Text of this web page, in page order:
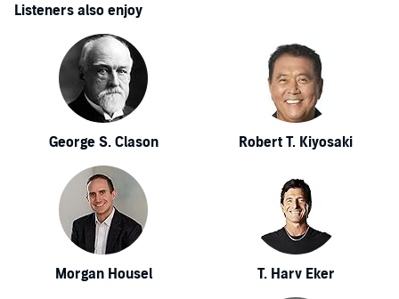
Listeners also enjoy
George S. Clason Robert T. Kiyosaki
Morgan Housel T. Harv Eker